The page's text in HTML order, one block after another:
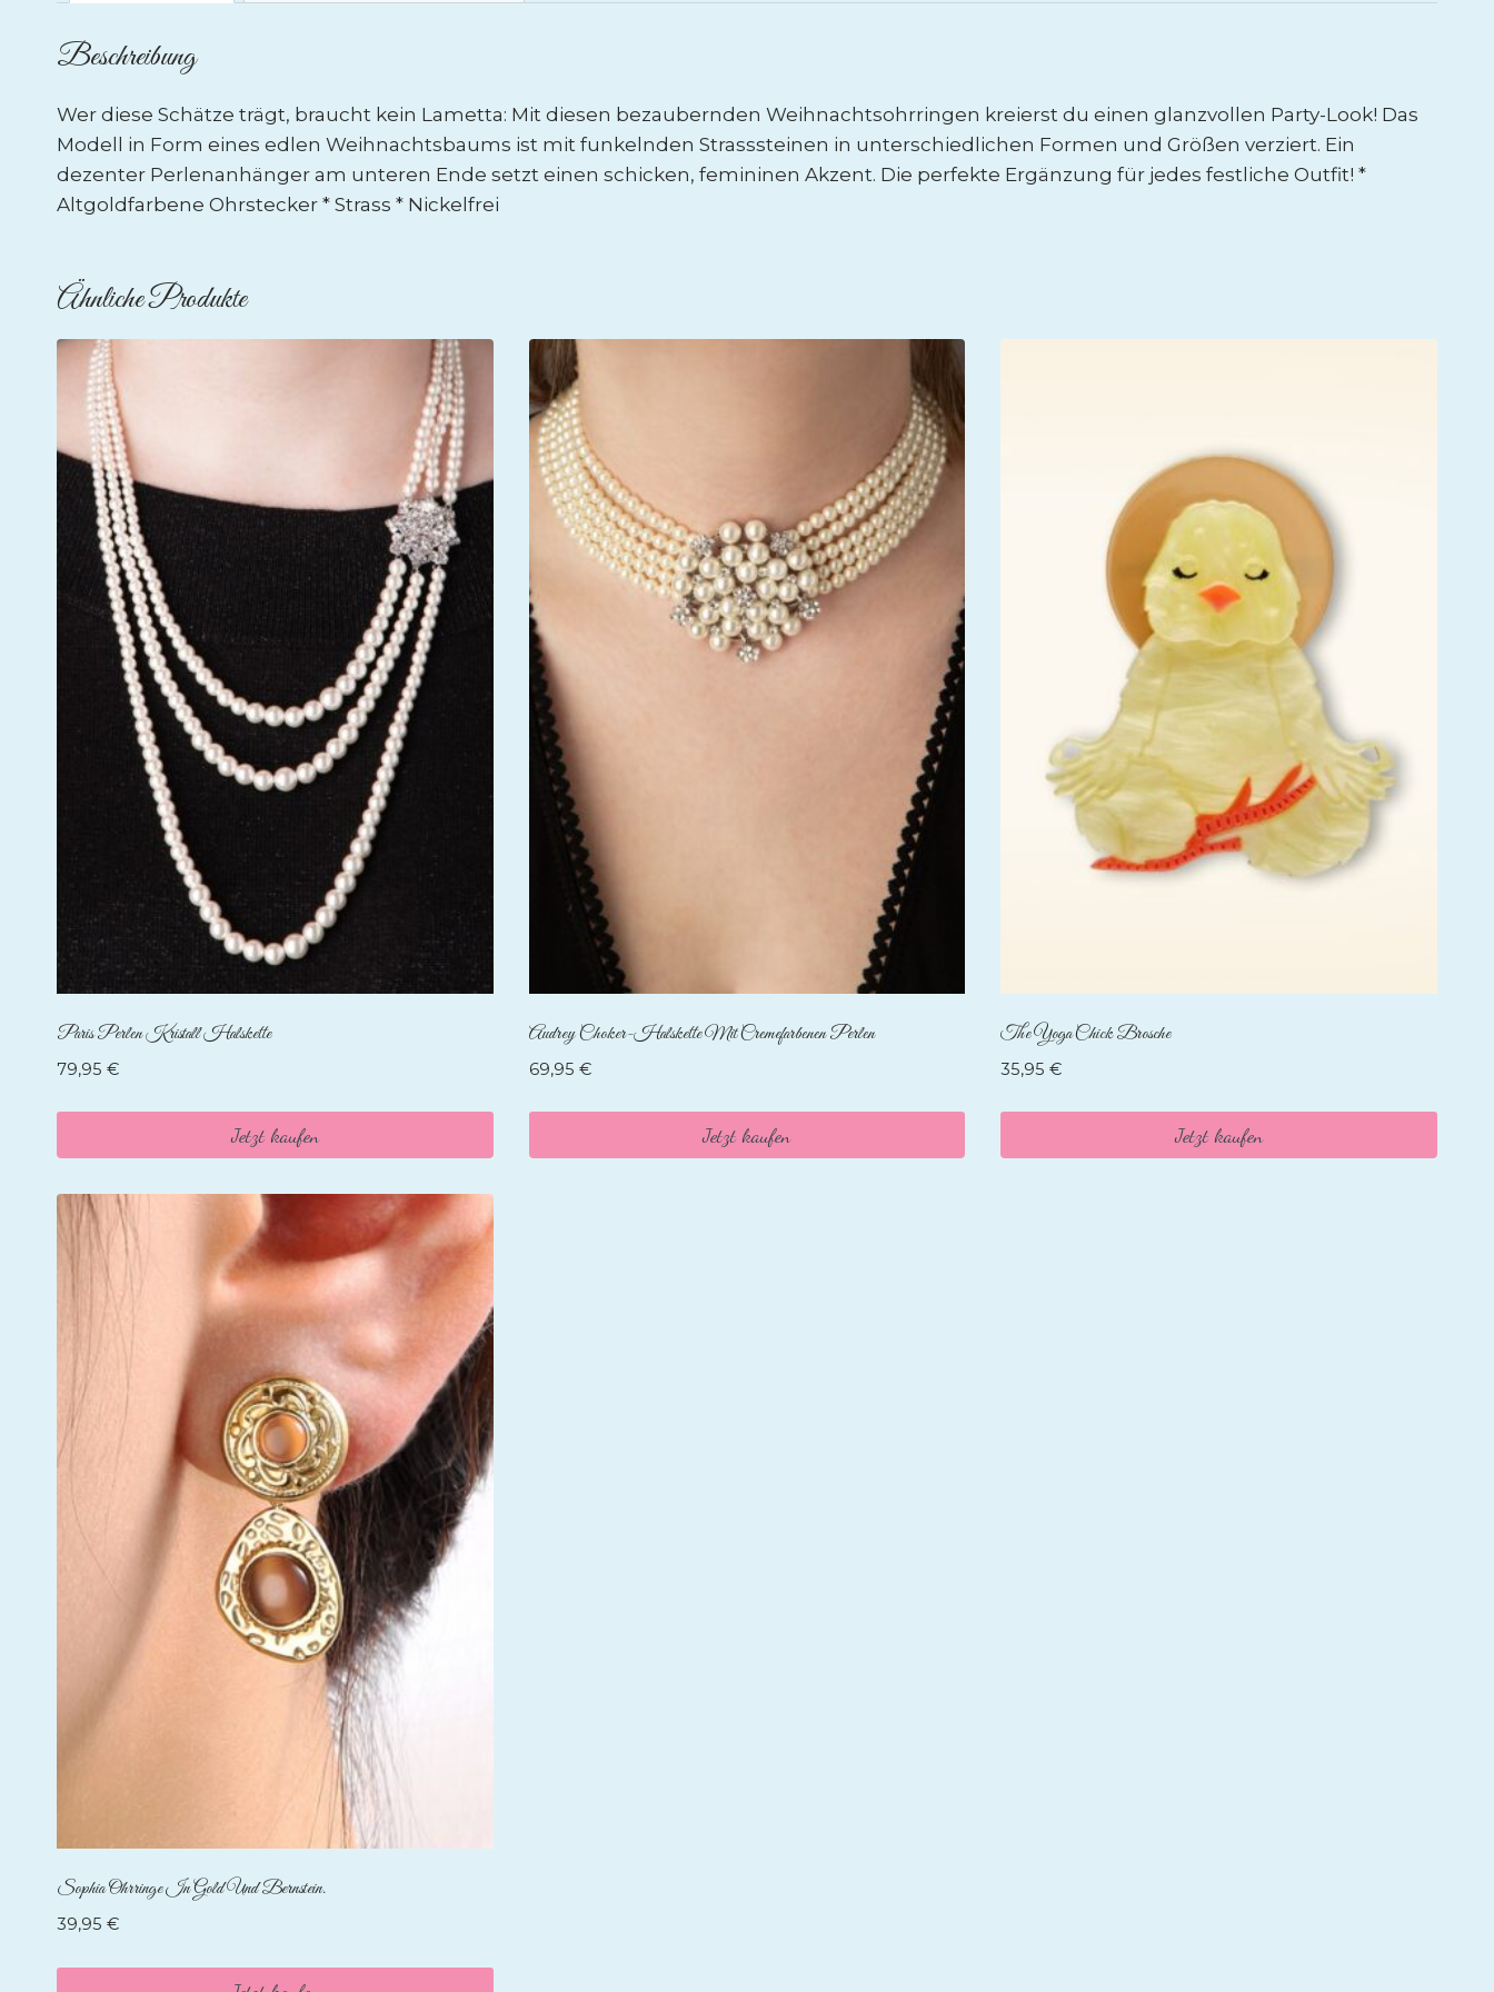
Beschreibung
Wer diese Schätze trägt, braucht kein Lametta: Mit diesen bezaubernden Weihnachtsohrringen kreierst du einen glanzvollen Party-Look! Das
Modell in Form eines edlen Weihnachtsbaums ist mit funkelnden Strasssteinen in unterschiedlichen Formen und Größen verziert. Ein
dezenter Perlenanhänger am unteren Ende setzt einen schicken, femininen Akzent. Die perfekte Ergänzung für jedes festliche Outfit! *
Altgoldfarbene Ohrstecker * Strass * Nickelfrei
Ähnliche Produkte
Paris Perlen Kristall Halskette
79,95 €
Jetzt kaufen
Audrey Choker-Halskette Mit Cremefarbenen Perlen
69,95 €
Jetzt kaufen
The Yoga Chick Brosche
35,95€
Jetzt kaufen
Sophia Ohrringe In Gold Und Bernstein.
39,95 €